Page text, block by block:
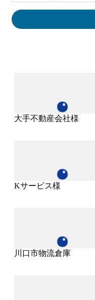
大手不動産会社様
Kサービス様
川口市物流倉庫